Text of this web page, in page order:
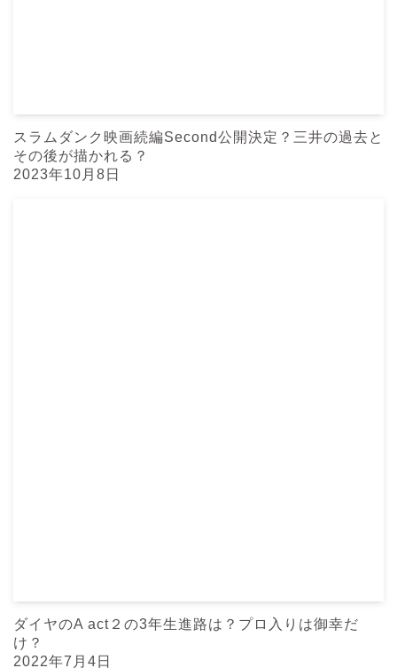
スラムダンク映画続編Second公開決定？三井の過去と
その後が描かれる？
2023年10月8日
ダイヤのA act２の3年生進路は？プロ入りは御幸だ
け？
2022年7月4日